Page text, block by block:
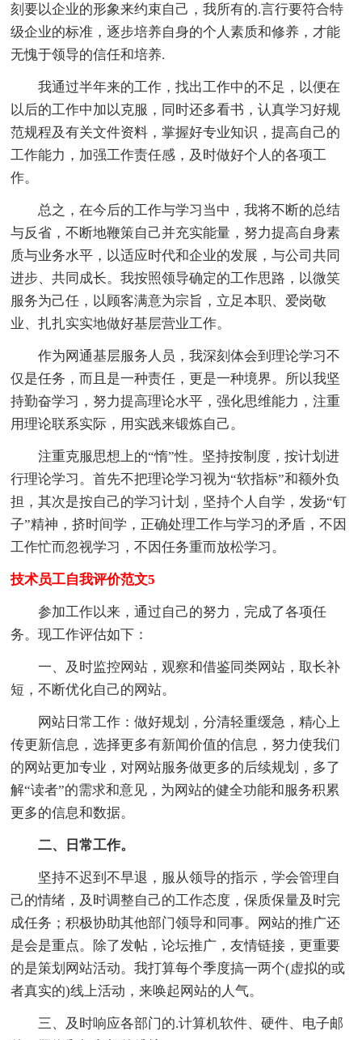
刻要以企业的形象来约束自己，我所有的.言行要符合特
级企业的标准，逐步培养自身的个人素质和修养，才能
无愧于领导的信任和培养.
我通过半年来的工作，找出工作中的不足，以便在
以后的工作中加以克服，同时还多看书，认真学习好规
范规程及有关文件资料，掌握好专业知识，提高自己的
工作能力，加强工作责任感，及时做好个人的各项工
作。
总之，在今后的工作与学习当中，我将不断的总结
与反省，不断地鞭策自己并充实能量，努力提高自身素
质与业务水平，以适应时代和企业的发展，与公司共同
进步、共同成长。我按照领导确定的工作思路，以微笑
服务为己任，以顾客满意为宗旨，立足本职、爱岗敬
业、扎扎实实地做好基层营业工作。
作为网通基层服务人员，我深刻体会到理论学习不
仅是任务，而且是一种责任，更是一种境界。所以我坚
持勤奋学习，努力提高理论水平，强化思维能力，注重
用理论联系实际，用实践来锻炼自己。
注重克服思想上的“惰”性。坚持按制度，按计划进
行理论学习。首先不把理论学习视为“软指标”和额外负
担，其次是按自己的学习计划，坚持个人自学，发扬“钉
子”精神，挤时间学，正确处理工作与学习的矛盾，不因
工作忙而忽视学习，不因任务重而放松学习。
技术员工自我评价范文5
参加工作以来，通过自己的努力，完成了各项任
务。现工作评估如下：
一、及时监控网站，观察和借鉴同类网站，取长补
短，不断优化自己的网站。
网站日常工作：做好规划，分清轻重缓急，精心上
传更新信息，选择更多有新闻价值的信息，努力使我们
的网站更加专业，对网站服务做更多的后续规划，多了
解“读者”的需求和意见，为网站的健全功能和服务积累
更多的信息和数据。
二、日常工作。
坚持不迟到不早退，服从领导的指示，学会管理自
己的情绪，及时调整自己的工作态度，保质保量及时完
成任务；积极协助其他部门领导和同事。网站的推广还
是会是重点。除了发帖，论坛推广，友情链接，更重要
的是策划网站活动。我打算每个季度搞一两个(虚拟的或
者真实的)线上活动，来唤起网站的人气。
三、及时响应各部门的.计算机软件、硬件、电子邮